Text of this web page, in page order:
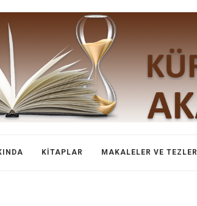
KITAPLAR MAKALELER VE TEZLER